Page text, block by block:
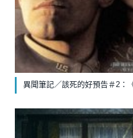
異聞筆記／該死的好預告＃2：